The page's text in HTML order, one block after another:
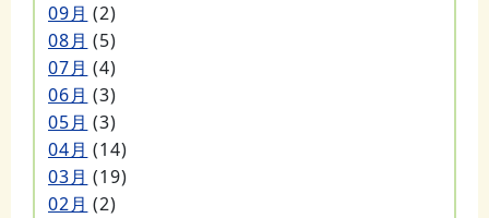
09月 (2)
08月 (5)
07月 (4)
06月 (3)
05月 (3)
04月 (14)
03月 (19)
02月 (2)